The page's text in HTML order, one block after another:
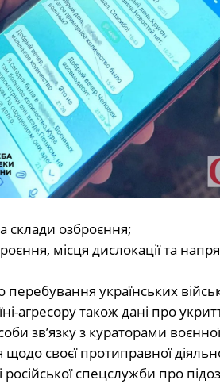
склади озброєння;
місця дислокації та
перебування українських
агресору також дані про
зв’язку з кураторами
своєї протиправної
спецслужби про